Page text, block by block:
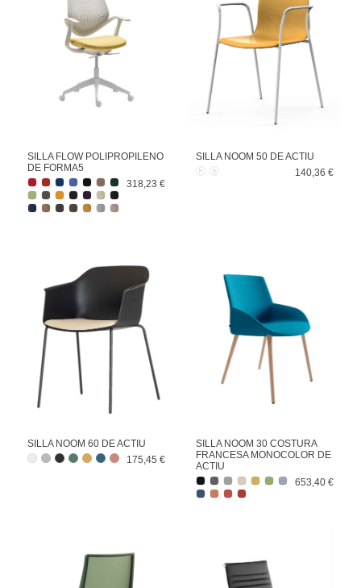
SILLA FLOW POLIPROPILENO
DE FORMA5
318,23 €
SILLA NOOM 50 DE ACTIU
140,36 €
SILLA NOOM 60 DE ACTIU
175,45 €
SILLA NOOM 30 COSTURA
FRANCESA MONOCOLOR DE
ACTIU
653,40 €